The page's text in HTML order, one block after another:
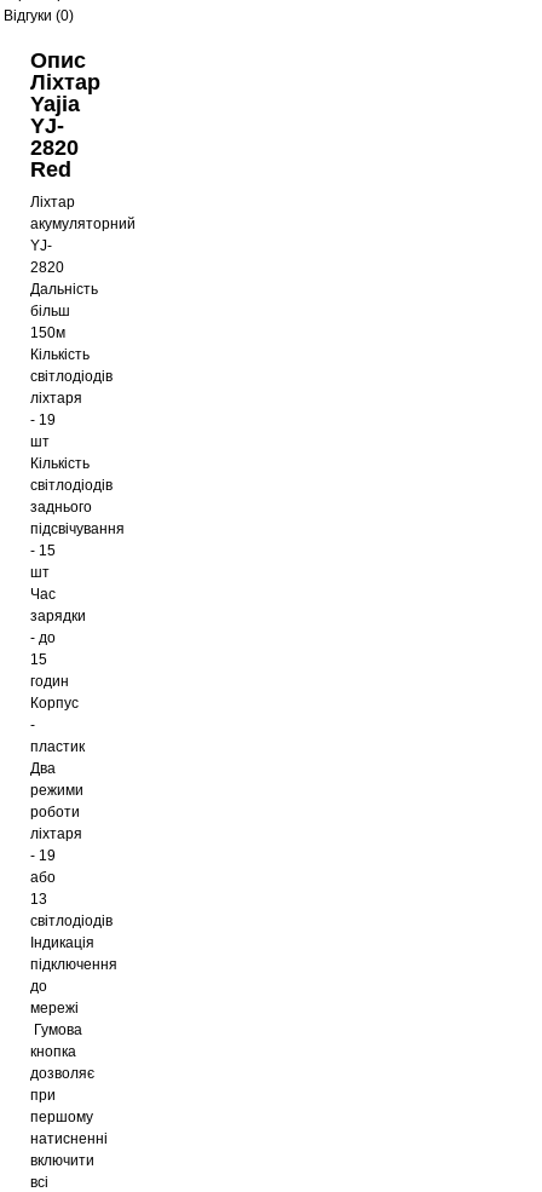
Відгуки (0)
Опис
Ліхтар
Yajia
YJ-
2820
Red
Ліхтар
акумуляторний
YJ-
2820
Дальність
більш
150м
Кількість
світлодіодів
ліхтаря
- 19
шт
Кількість
світлодіодів
заднього
підсвічування
- 15
шт
Час
зарядки
- до
15
годин
Корпус
-
пластик
Два
режими
роботи
ліхтаря
- 19
або
13
світлодіодів
Індикація
підключення
до
мережі
Гумова
кнопка
дозволяє
при
першому
натисненні
включити
всі